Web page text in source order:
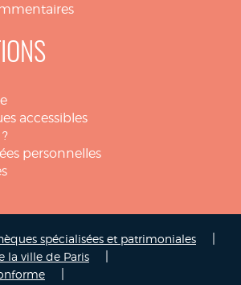
accessibles
personnelles
spécialisées et patrimoniales
la ville de Paris